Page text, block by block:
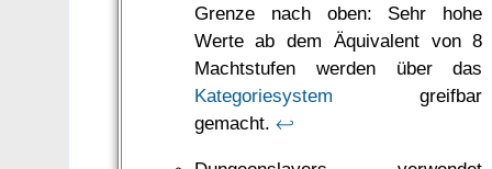
Grenze nach oben: Sehr hohe
Werte ab dem Äquivalent von 8
Machtstufen werden über das
Kategoriesystem greifbar
gemacht. ↩